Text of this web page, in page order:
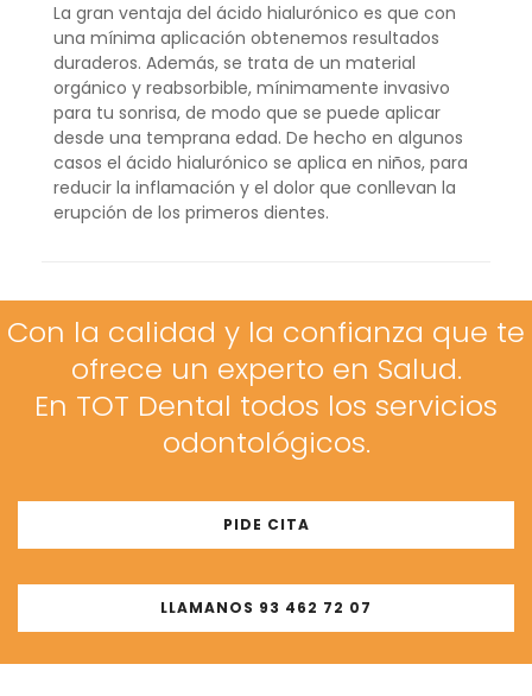
La gran ventaja del ácido hialurónico es que con
una mínima aplicación obtenemos resultados
duraderos. Además, se trata de un material
orgánico y reabsorbible, mínimamente invasivo
para tu sonrisa, de modo que se puede aplicar
desde una temprana edad. De hecho en algunos
casos el ácido hialurónico se aplica en niños, para
reducir la inflamación y el dolor que conllevan la
erupción de los primeros dientes.
Con la calidad y la confianza que te
ofrece un experto en Salud.
En TOT Dental todos los servicios
odontológicos.
PIDE CITA
LLAMANOS 93 462 72 07